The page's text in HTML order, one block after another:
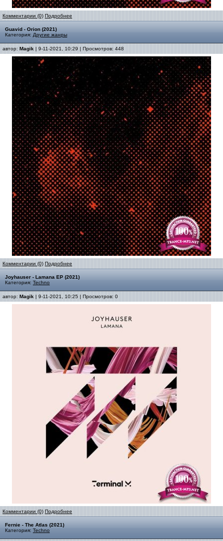
Комментарии (0) Подробнее
Guavid - Orion (2021)
Категория: Другие жанры
автор: Magik | 9-11-2021, 10:29 | Просмотров: 448
Комментарии (0) Подробнее
Joyhauser - Lamana EP (2021)
Категория: Techno
автор: Magik | 9-11-2021, 10:25 | Просмотров: 0
Комментарии (0) Подробнее
Fernie - The Atlas (2021)
Категория: Techno